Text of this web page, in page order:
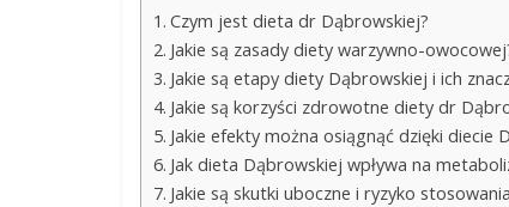
Czym jest dieta dr Dąbrowskiej?
Jakie są zasady diety warzywno-
Jakie są etapy diety Dąbrowskiej i ich
Jakie są korzyści zdrowotne diety dr
Jakie efekty można osiągnąć dzięki diecie
Jak dieta Dąbrowskiej wpływa na
Jakie są skutki uboczne i ryzyko